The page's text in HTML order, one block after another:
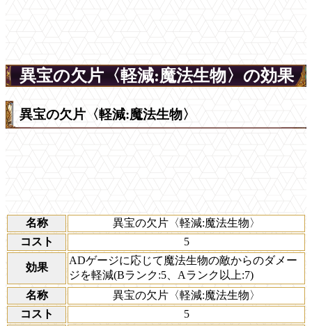
異宝の欠片〈軽減:魔法生物〉の効果
異宝の欠片〈軽減:魔法生物〉
名称
異宝の欠片〈軽減:魔法生物〉
コスト
5
効果
ADゲージに応じて魔法生物の敵からのダメー
ジを軽減(Bランク:5、Aランク以上:7)
名称
異宝の欠片〈軽減:魔法生物〉
コスト
5